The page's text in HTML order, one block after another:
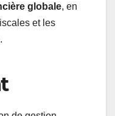
globale, en
et les